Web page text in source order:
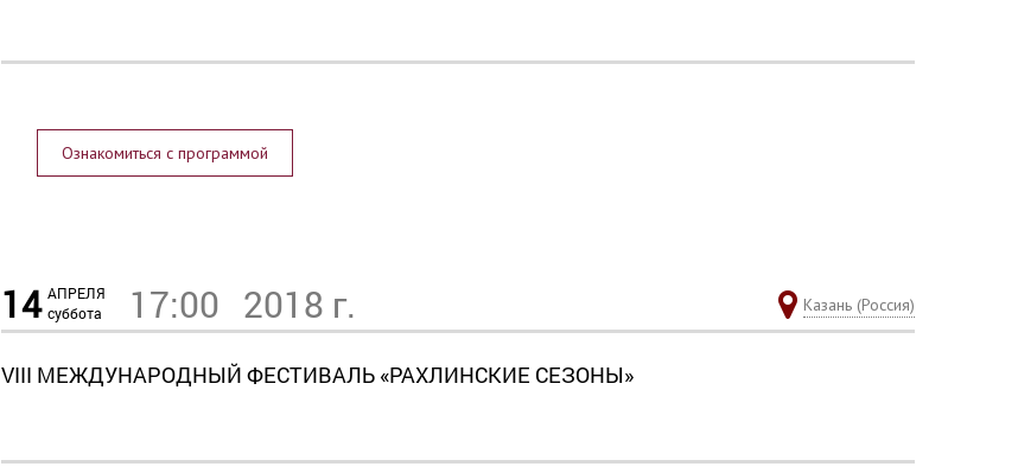
Ознакомиться с программой
14 АПРЕЛЯ
суббота
17:00 2018 г. Казань (Россия)
VIII МЕЖДУНАРОДНЫЙ ФЕСТИВАЛЬ «РАХЛИНСКИЕ СЕЗОНЫ»